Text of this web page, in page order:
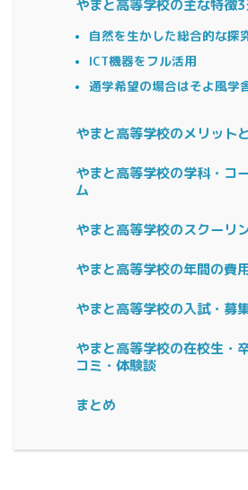
やまと高等学校の主な特徴
自然を生かした総合的な探
ICT機器をフル活用
通学希望の場合はそよ風学
やまと高等学校のメリット
やまと高等学校の学科・コ
ム
やまと高等学校のスクーリ
やまと高等学校の年間の費
やまと高等学校の入試・募
やまと高等学校の在校生・
コミ・体験談
まとめ